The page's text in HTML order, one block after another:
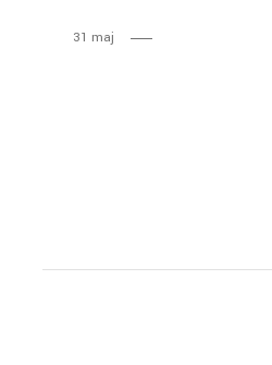
31 maj